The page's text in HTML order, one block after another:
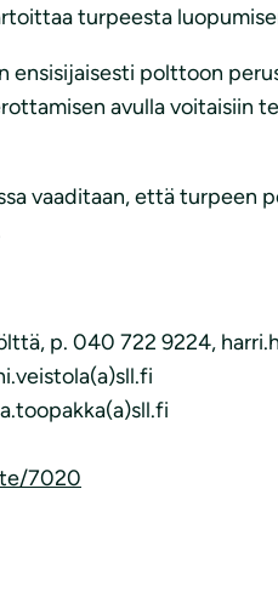
turpeesta
polttoon
avulla voitaisiin
vaaditaan, että turpeen
p. 040 722 9224,
7020